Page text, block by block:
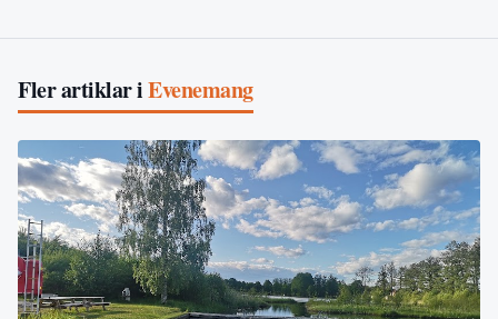
Fler artiklar iEvenemang